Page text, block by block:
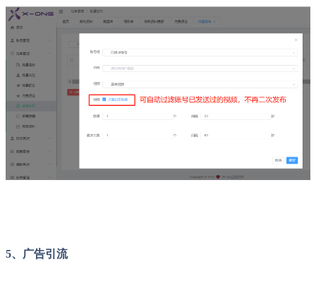
5、广告引流